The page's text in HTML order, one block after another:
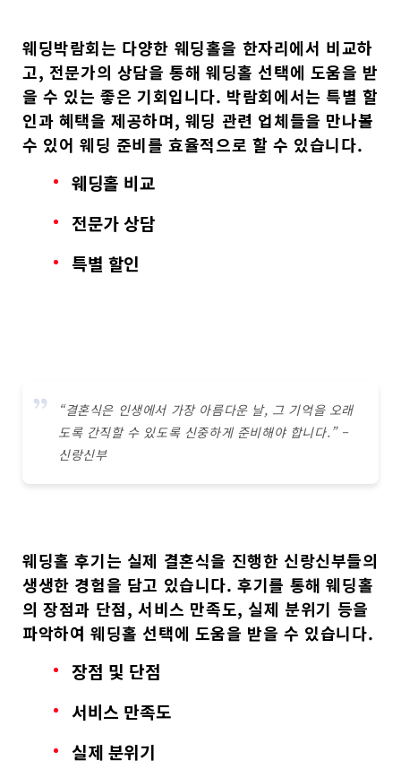
웨딩박람회는 다양한 웨딩홀을 한자리에서 비교하
고, 전문가의 상담을 통해 웨딩홀 선택에 도움을 받
을 수 있는 좋은 기회입니다. 박람회에서는 특별 할
인과 혜택을 제공하며, 웨딩 관련 업체들을 만나볼
수 있어 웨딩 준비를 효율적으로 할 수 있습니다.
웨딩홀 비교
전문가 상담
특별 할인
“결혼식은 인생에서 가장 아름다운 날, 그 기억을 오래
도록 간직할 수 있도록 신중하게 준비해야 합니다.” –
신랑신부
웨딩홀 후기는 실제 결혼식을 진행한 신랑신부들의
생생한 경험을 담고 있습니다. 후기를 통해 웨딩홀
의장점과 단점,서비스 만족도, 실제 분위기 등을
파악하여 웨딩홀 선택에 도움을 받을 수 있습니다.
장점 및 단점
서비스 만족도
실제 분위기